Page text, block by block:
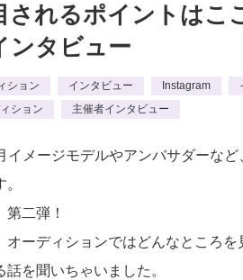
されるポイントはこ
ンタビュー
ション インタビュー Instagram
ション
主催者インタビュー
イメージモデルやアンバサダーな
二弾！
オーディションではどんなところ
を聞いちゃいました。